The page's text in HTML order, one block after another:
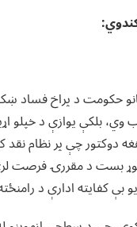
حکومت د پراخ
بلکې یوازې د خپلو
چې پر نظام نقد
بست د مقررۍ فرصت
بې کفایته ادارې د